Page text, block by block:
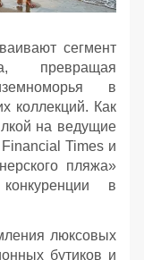
сегмент
превращая
в
коллекций. Как
на ведущие
Times и
пляжа»
в
люксовых
бутиков и